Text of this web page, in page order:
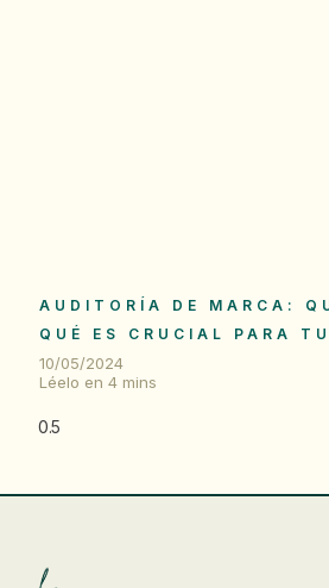
AUDITORÍA DE MARCA:
QUÉ ES CRUCIAL PARA
10/05/2024
Léelo en4 mins